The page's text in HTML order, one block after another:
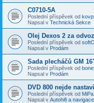
C0710-5A
Poslední příspěvek od
Napsal v Technická Sekce
Olej Dexos 2 za odvoz
Poslední příspěvek od
Napsal v Prodám
Sada plecháčů GM
Poslední příspěvek od
Napsal v Prodám
DVD 800 nejde
Poslední příspěvek od MiPa
Napsal v Autohifi a navigace